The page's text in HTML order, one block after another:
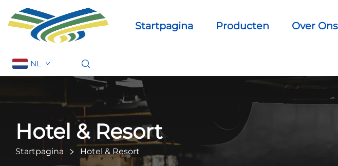
Startpagina Producten Over Ons
NL
Hotel & Resort
Startpagina Hotel & Resort